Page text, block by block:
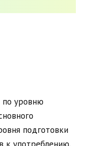
по уровню
подготовки